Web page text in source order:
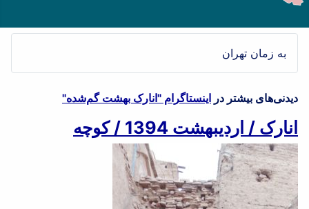
به زمان تهران
دیدنی‌های بیشتر در اینستاگرام "انارک بهشت گم‌شده"
انارک / اردیبهشت 1394 / کوچه